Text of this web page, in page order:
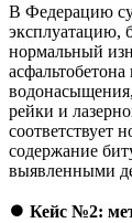
В Федерацию
эксплуатацию,
нормальный
рейки и
соответствует
содержание
выявленными
⏺️ Кейс №2: